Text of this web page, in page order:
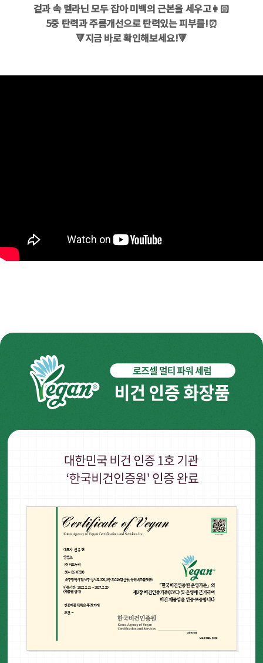
겉과 속 멜라닌 모두 잡아 미백의 근본을 세우고👩🏻
5중 탄력과 주름개선으로 탄력있는 피부를!⏰
🔻지금 바로 확인해보세요!🔻